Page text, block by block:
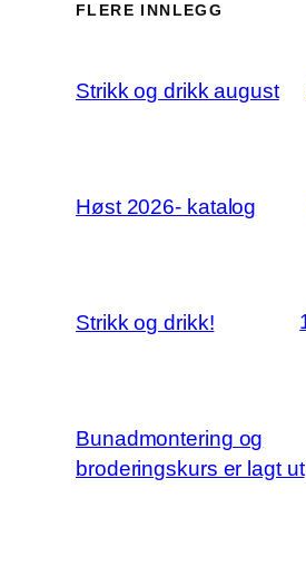
FLERE INNLEGG
Strikk og drikk august
Høst 2026- katalog
Strikk og drikk!
Bunadmontering og
broderingskurs er lagt ut